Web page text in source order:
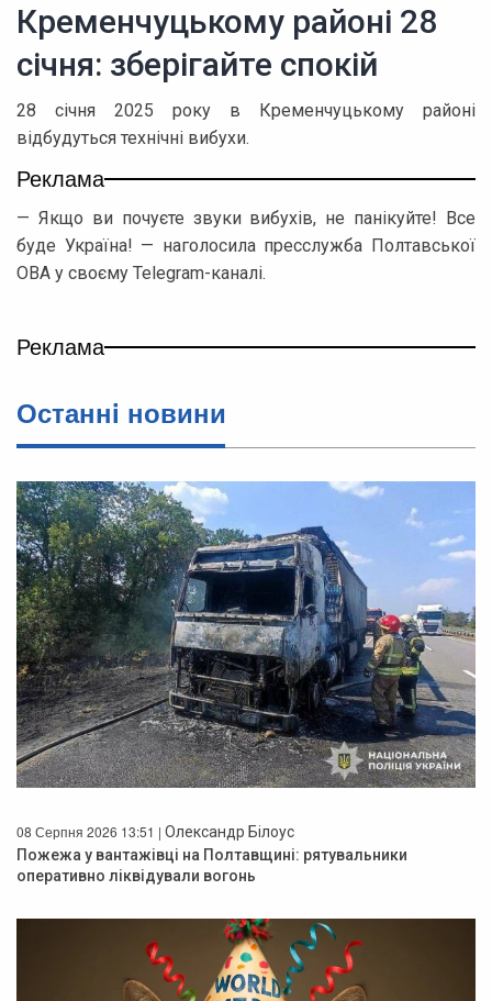
Кременчуцькому районі 28
січня: зберігайте спокій
28 січня 2025 року в Кременчуцькому районі
відбудуться технічні вибухи.
Реклама
— Якщо ви почуєте звуки вибухів, не панікуйте! Все
буде Україна! — наголосила пресслужба Полтавської
ОВА у своєму Telegram-каналі.
Реклама
Останнi новини
08 Серпня 2026 13:51 | Олександр Білоус
Пожежа у вантажівці на Полтавщині: рятувальники
оперативно ліквідували вогонь